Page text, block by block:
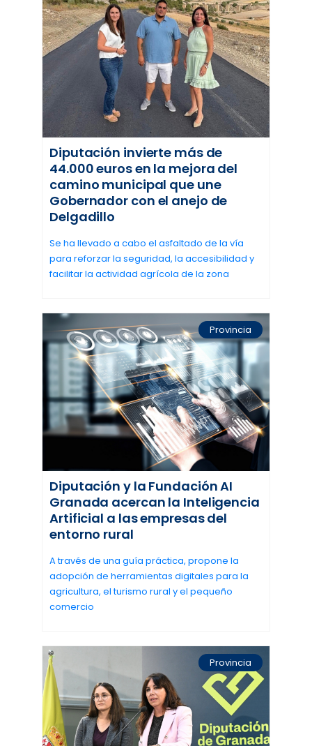
Diputación invierte más de
44.000 euros en la mejora del
camino municipal que une
Gobernador con el anejo de
Delgadillo
Se ha llevado a cabo el asfaltado de la vía
para reforzar la seguridad, la accesibilidad y
facilitar la actividad agrícola de la zona
Provincia
Diputación y la Fundación AI
Granada acercan la Inteligencia
Artificial a las empresas del
entorno rural
A través de una guía práctica, propone la
adopción de herramientas digitales para la
agricultura, el turismo rural y el pequeño
comercio
Provincia